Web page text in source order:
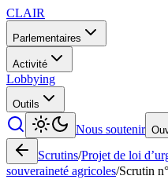
CLAIR
Parlementaires
Activité
Lobbying
Outils
Nous soutenir
Scrutins/Projet de loi
souveraineté agricoles/Scrutin n°